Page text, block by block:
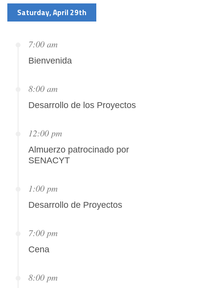
Saturday, April 29th
7:00 am
Bienvenida
8:00 am
Desarrollo de los Proyectos
12:00 pm
Almuerzo patrocinado por
SENACYT
1:00 pm
Desarrollo de Proyectos
7:00 pm
Cena
8:00 pm